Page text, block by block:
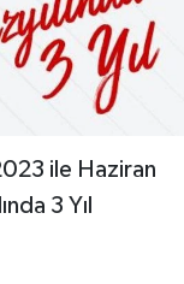
ile Haziran
3 Yıl